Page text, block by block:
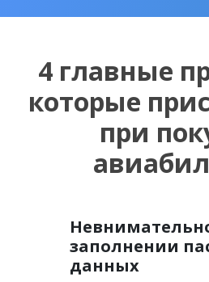
4 главные
которые
при
заполнении
данных